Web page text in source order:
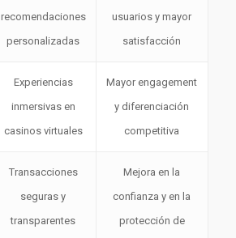
recomendaciones
personalizadas
usuarios y mayor
satisfacción
Experiencias
inmersivas en
casinos virtuales
Mayor engagement
y diferenciación
competitiva
Transacciones
seguras y
transparentes
Mejora en la
confianza y en la
protección de